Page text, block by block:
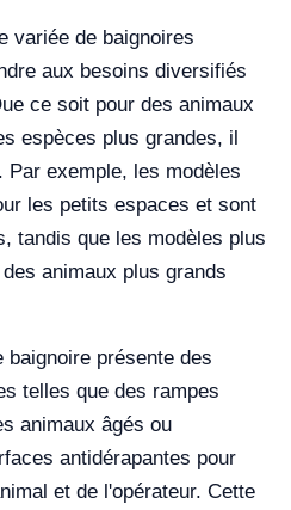
variée de baignoires
aux besoins diversifiés
ce soit pour des animaux
espèces plus grandes, il
Par exemple, les modèles
les petits espaces et sont
tandis que les modèles plus
animaux plus grands
baignoire présente des
telles que des rampes
animaux âgés ou
antidérapantes pour
et de l'opérateur. Cette